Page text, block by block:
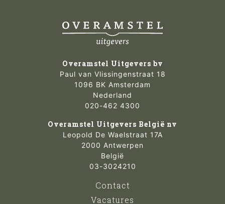
Overamstel Uitgevers bv
Paul van Vlissingenstraat 18
1096 BK Amsterdam
Nederland
020-462 4300
Overamstel Uitgevers België nv
Leopold De Waelstraat 17A
2000 Antwerpen
België
03-3024210
Contact
Vacatures